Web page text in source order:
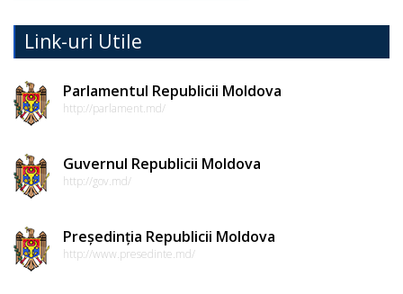
Link-uri Utile
Parlamentul Republicii Moldova
http://parlament.md/
Guvernul Republicii Moldova
http://gov.md/
Președinția Republicii Moldova
http://www.presedinte.md/